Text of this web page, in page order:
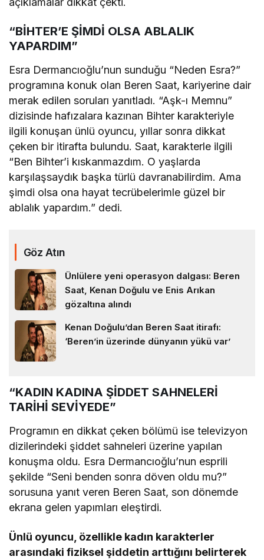
“BİHTER’E ŞİMDİ OLSA ABLALIK
YAPARDIM”
Esra Dermancıoğlu’nun sunduğu “Neden Esra?”
programına konuk olan Beren Saat, kariyerine dair
merak edilen soruları yanıtladı. “Aşk-ı Memnu”
dizisinde hafızalara kazınan Bihter karakteriyle
ilgili konuşan ünlü oyuncu, yıllar sonra dikkat
çeken bir itirafta bulundu. Saat, karakterle ilgili
“Ben Bihter’i kıskanmazdım. O yaşlarda
karşılaşsaydık başka türlü davranabilirdim. Ama
şimdi olsa ona hayat tecrübelerimle güzel bir
ablalık yapardım.” dedi.
Göz Atın
Ünlülere yeni operasyon dalgası: Beren
Saat, Kenan Doğulu ve Enis Arıkan
gözaltına alındı
Kenan Doğulu’dan Beren Saat itirafı:
‘Beren’in üzerinde dünyanın yükü var’
“KADIN KADINA ŞİDDET SAHNELERİ
TARİHİ SEVİYEDE”
Programın en dikkat çeken bölümü ise televizyon
dizilerindeki şiddet sahneleri üzerine yapılan
konuşma oldu. Esra Dermancıoğlu’nun esprili
şekilde “Seni benden sonra döven oldu mu?”
sorusuna yanıt veren Beren Saat, son dönemde
ekrana gelen yapımları eleştirdi.
Ünlü oyuncu, özellikle kadın karakterler
arasındaki fiziksel şiddetin arttığını belirterek